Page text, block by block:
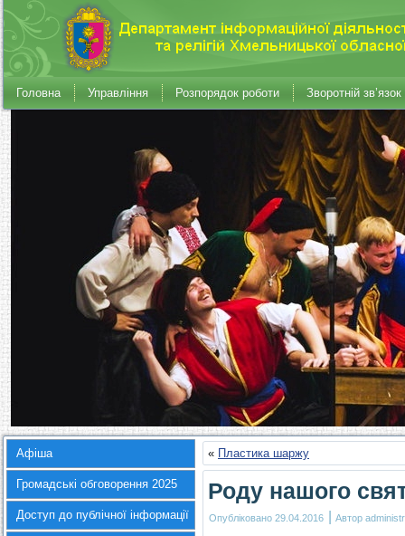
Головна Управління Розпорядок роботи Зворотній зв’язок
Афіша
Громадські обговорення 2025
Доступ до публічної інформації
« Пластика шаржу
Роду нашого
Опубліковано 29.04.2016 | Автор